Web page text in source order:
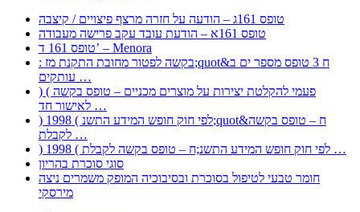
טופס 161ג – הודעה על חזרה מרצף פיצויים / קיצבה
טופס 161א – הודעת עובד עקב פרישה מעבודה
טופס 161 ד’ – Menora
: בקשה לפטור מחובת התקנת מז;quot&ח 3 טופס מספר ים ב
עותקים …
) ( פעמי להקלטת יצירות על מוצרים מכניים – טופס בקשה
לאישור חד …
) 1998 ( לפי חוק חופש המידע התשנ;quot&ח – טופס בקשה
לקבלת …
) 1998 ( לפי חוק חופש המידע התשנ;ח – טופס בקשה לקבלת …
סוגי סוכרת בהריון
חומר טבעי לטיפול בסוכרת ובסיבוכיה המופק משמרים ניצה
מירסקי